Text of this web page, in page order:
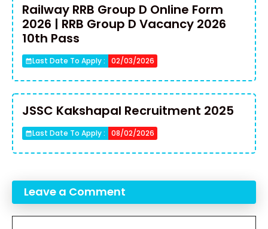
Railway RRB Group D Online Form
2026 | RRB Group D Vacancy 2026
10th Pass
Last Date To Apply : 02/03/2026
JSSC Kakshapal Recruitment 2025
Last Date To Apply : 08/02/2026
Leave a Comment